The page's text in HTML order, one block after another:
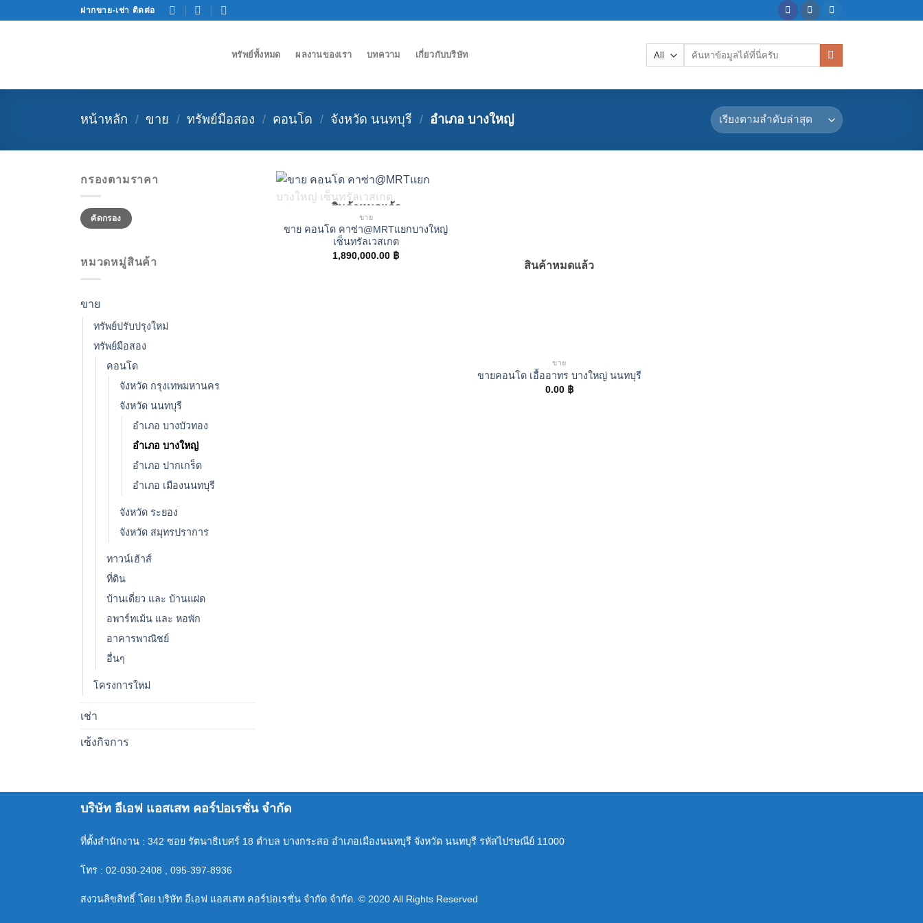
ฝากขาย-เช่า ติดต่อ
ทรัพย์ทั้งหมด ผลงานของเรา บทความ เกี่ยวกับบริษัท
ค้นหา:
หน้าหลัก / ขาย / ทรัพย์มือสอง / คอนโด / จังหวัด นนทบุรี / อำเภอ บางใหญ่
กรองตามราคา
ราคา
ต่ำ
สุด
ราคา
สูงสุดคัดกรอง
หมวดหมู่สินค้า
ขาย
ทรัพย์ปรับปรุงใหม่
ทรัพย์มือสอง
คอนโด
จังหวัด กรุงเทพมหานคร
จังหวัด นนทบุรี
อำเภอ บางบัวทอง
อำเภอ บางใหญ่
อำเภอ ปากเกร็ด
อำเภอ เมืองนนทบุรี
จังหวัด ระยอง
จังหวัด สมุทรปราการ
ทาวน์เฮ้าส์
ที่ดิน
บ้านเดี่ยว และ บ้านแฝด
อพาร์ทเม้น และ หอพัก
อาคารพาณิชย์
อื่นๆ
โครงการใหม่
เช่า
เซ้งกิจการ
สินค้าหมดแล้ว
ขาย
ขาย คอนโด คาซ่า@MRTแยกบางใหญ่
เซ็นทรัลเวสเกต
1,890,000.00 ฿
สินค้าหมดแล้ว
ขาย
ขายคอนโด เอื้ออาทร บางใหญ่ นนทบุรี
0.00 ฿
บริษัท อีเอฟ แอสเสท คอร์ปอเรชั่น จำกัด
ที่ตั้งสำนักงาน : 342 ซอย รัตนาธิเบศร์ 18 ตำบล บางกระสอ อำเภอเมืองนนทบุรี จังหวัด นนทบุรี รหัสไปรษณีย์ 11000
โทร : 02-030-2408 , 095-397-8936
สงวนลิขสิทธิ์ โดย บริษัท อีเอฟ แอสเสท คอร์ปอเรชั่น จำกัด จำกัด. © 2020 All Rights Reserved